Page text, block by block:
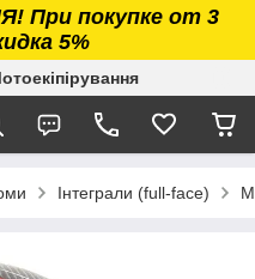
При покупке от 3
5%
Інтеграли (full-face)